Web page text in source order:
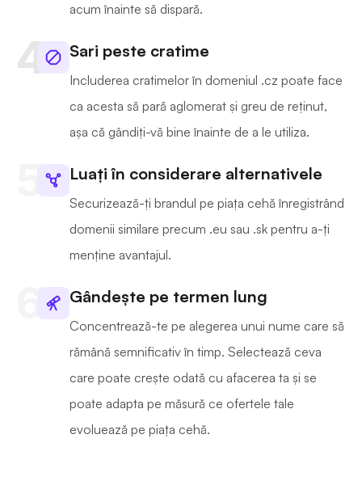
acum înainte să dispară.
Sari peste cratime
Includerea cratimelor în domeniul .cz poate face
ca acesta să pară aglomerat și greu de reținut,
așa că gândiți-vă bine înainte de a le utiliza.
Luați în considerare alternativele
Securizează-ți brandul pe piața cehă înregistrând
domenii similare precum .eu sau .sk pentru a-ți
menține avantajul.
Gândește pe termen lung
Concentrează-te pe alegerea unui nume care să
rămână semnificativ în timp. Selectează ceva
care poate crește odată cu afacerea ta și se
poate adapta pe măsură ce ofertele tale
evoluează pe piața cehă.